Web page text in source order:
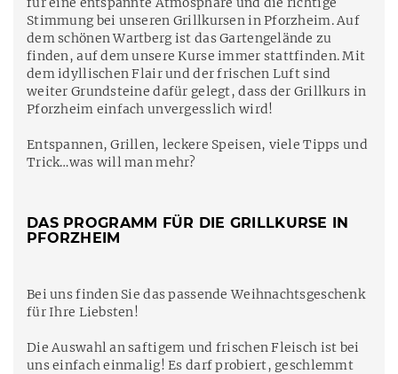
Stimmung bei unseren Grillkursen in Pforzheim. Auf
dem schönen Wartberg ist das Gartengelände zu
finden, auf dem unsere Kurse immer stattfinden. Mit
dem idyllischen Flair und der frischen Luft sind
weiter Grundsteine dafür gelegt, dass der Grillkurs in
Pforzheim einfach unvergesslich wird!
Entspannen, Grillen, leckere Speisen, viele Tipps und
Trick…was will man mehr?
DAS PROGRAMM FÜR DIE GRILLKURSE IN
PFORZHEIM
Bei uns finden Sie das passende Weihnachtsgeschenk
für Ihre Liebsten!
Die Auswahl an saftigem und frischen Fleisch ist bei
uns einfach einmalig! Es darf probiert, geschlemmt